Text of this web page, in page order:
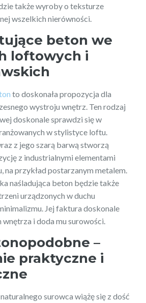
także wyroby o teksturze
wszelkich nierówności.
beton we
loftowych i
to doskonała propozycja dla
wystroju wnętrz. Ten rodzaj
doskonale sprawdzi się w
w stylistyce loftu.
z jego szarą barwą stworzą
z industrialnymi elementami
na przykład postarzanym metalem.
naśladująca beton będzie także
urządzonych w duchu
Jej faktura doskonale
i doda mu surowości.
–
praktyczne i
surowca wiążę się z dość